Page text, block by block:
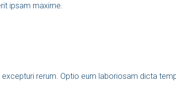
ipsam maxime.
rerum. Optio eum laboriosam dicta